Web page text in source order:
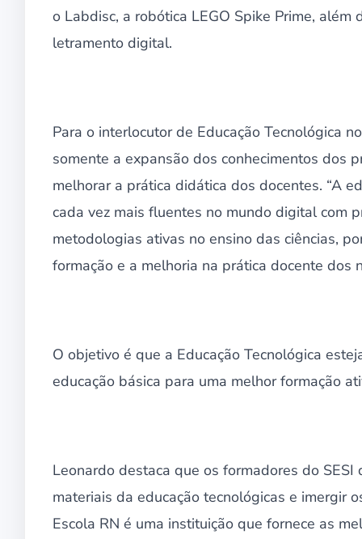
o Labdisc, a robótica LEGO Spike Prime,
letramento digital.
Para o interlocutor de Educação Tecnológica
somente a expansão dos conhecimentos dos
melhorar a prática didática dos docentes. “A
cada vez mais fluentes no mundo digital com
metodologias ativas no ensino das ciências,
formação e a melhoria na prática docente dos
O objetivo é que a Educação Tecnológica
educação básica para uma melhor formação
Leonardo destaca que os formadores do
materiais da educação tecnológicas e imergir
Escola RN é uma instituição que fornece as